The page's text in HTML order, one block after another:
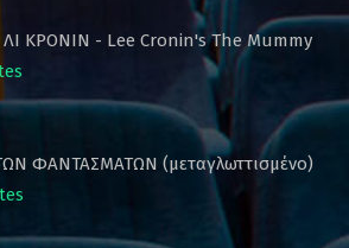
ΚΡΟΝΙΝ - Lee Cronin's The Mummy
ΦΑΝΤΑΣΜΑΤΩΝ (μεταγλωττισμένο)